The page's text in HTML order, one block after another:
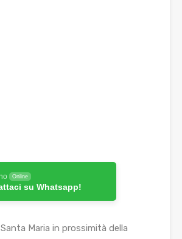
Online
su Whatsapp!
Maria in prossimità della